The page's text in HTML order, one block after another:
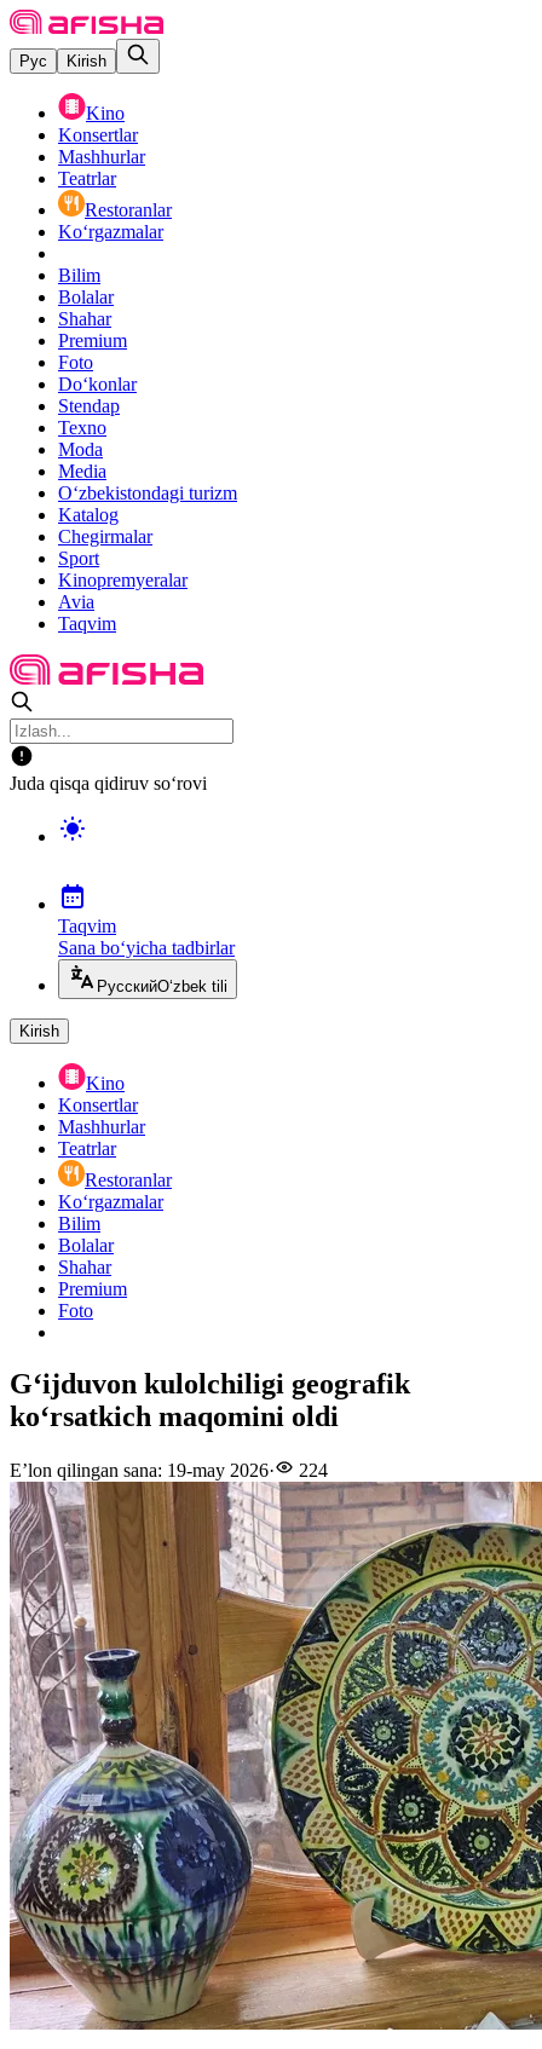
Рус Kirish
Kino
Konsertlar
Mashhurlar
Teatrlar
Restoranlar
Ko‘rgazmalar
Bilim
Bolalar
Shahar
Premium
Foto
Do‘konlar
Stendap
Texno
Moda
Media
O‘zbekistondagi turizm
Katalog
Chegirmalar
Sport
Kinopremyeralar
Avia
Taqvim
Juda qisqa qidiruv so‘rovi
Taqvim
Sana bo‘yicha tadbirlar
РусскийO‘zbek tili
Kirish
Kino
Konsertlar
Mashhurlar
Teatrlar
Restoranlar
Ko‘rgazmalar
Bilim
Bolalar
Shahar
Premium
Foto
Gʻijduvon kulolchiligi geografik
koʻrsatkich maqomini oldi
E’lon qilingan sana: 19-may 2026· 224